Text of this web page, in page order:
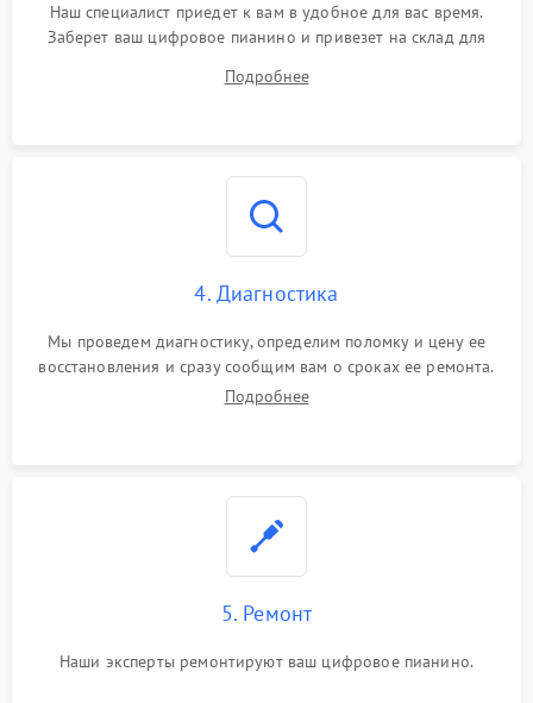
Наш специалист приедет к вам в удобное для вас время.
Заберет ваш цифровое пианино и привезет на склад для
Подробнее
4. Диагностика
Мы проведем диагностику, определим поломку и цену ее
восстановления и сразу сообщим вам о сроках ее ремонта.
Подробнее
5. Ремонт
Наши эксперты ремонтируют ваш цифровое пианино.